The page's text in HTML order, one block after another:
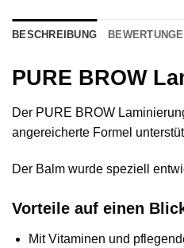
BESCHREIBUNG
PURE BROW
Der PURE BROW
angereicherte Formel
Der Balm wurde speziell
Vorteile auf einen
Mit Vitaminen und